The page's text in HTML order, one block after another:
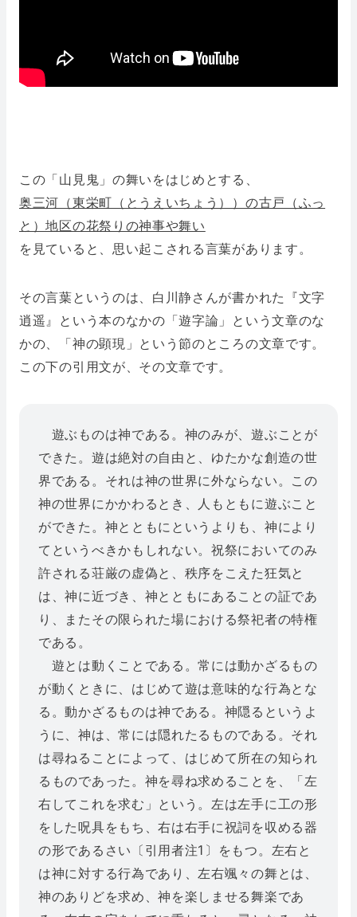
この「山見鬼」の舞いをはじめとする、
奥三河（東栄町（とうえいちょう））の古戸（ふっ
と）地区の花祭りの神事や舞い
を見ていると、思い起こされる言葉があります。
その言葉というのは、白川静さんが書かれた『文字
逍遥』という本のなかの「遊字論」という文章のな
かの、「神の顕現」という節のところの文章です。
この下の引用文が、その文章です。
遊ぶものは神である。神のみが、遊ぶことが
できた。遊は絶対の自由と、ゆたかな創造の世
界である。それは神の世界に外ならない。この
神の世界にかかわるとき、人もともに遊ぶこと
ができた。神とともにというよりも、神により
てというべきかもしれない。祝祭においてのみ
許される荘厳の虚偽と、秩序をこえた狂気と
は、神に近づき、神とともにあることの証であ
り、またその限られた場における祭祀者の特権
である。
遊とは動くことである。常には動かざるもの
が動くときに、はじめて遊は意味的な行為とな
る。動かざるものは神である。神隠るというよ
うに、神は、常には隠れたるものである。それ
は尋ねることによって、はじめて所在の知られ
るものであった。神を尋ね求めることを、「左
右してこれを求む」という。左は左手に工の形
をした呪具をもち、右は右手に祝詞を収める器
の形であるさい〔引用者注1〕をもつ。左右と
は神に対する行為であり、左右颯々の舞とは、
神のありどを求め、神を楽しませる舞楽であ